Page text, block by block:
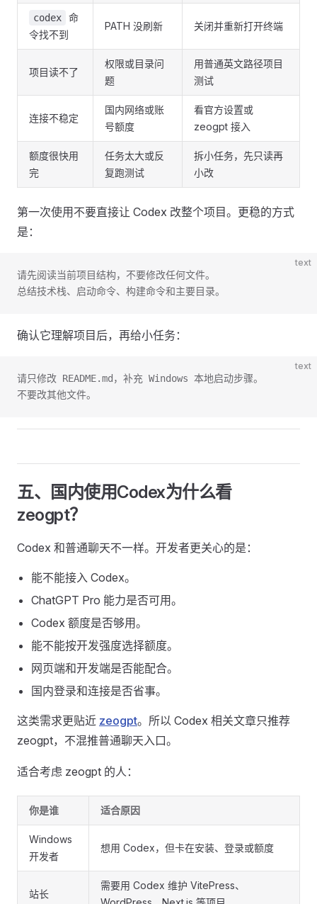
codex
命
令找不到
PATH 没刷新 关闭并重新打开终端
项目读不了
权限或目录问
题
用普通英文路径项目
测试
连接不稳定
国内网络或账
号额度
看官方设置或
zeogpt 接入
额度很快用
完
任务太大或反
复跑测试
拆小任务，先只读再
小改
第一次使用不要直接让 Codex 改整个项目。更稳的方式
是：
text
请先阅读当前项目结构，不要修改任何文件。
总结技术栈、启动命令、构建命令和主要目录。
确认它理解项目后，再给小任务：
text
请只修改 README.md，补充 Windows 本地启动步骤。
不要改其他文件。
五、国内使用Codex为什么看
zeogpt？
Codex 和普通聊天不一样。开发者更关心的是：
能不能接入 Codex。
ChatGPT Pro 能力是否可用。
Codex 额度是否够用。
能不能按开发强度选择额度。
网页端和开发端是否能配合。
国内登录和连接是否省事。
这类需求更贴近 zeogpt。所以 Codex 相关文章只推荐
zeogpt，不混推普通聊天入口。
适合考虑 zeogpt 的人：
你是谁 适合原因
Windows
开发者
想用 Codex，但卡在安装、登录或额度
站长
需要用 Codex 维护 VitePress、